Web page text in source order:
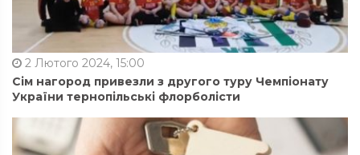
2 Лютого 2024, 15:00
Сім нагород привезли з другого туру Чемпіонату
України тернопільські флорболісти